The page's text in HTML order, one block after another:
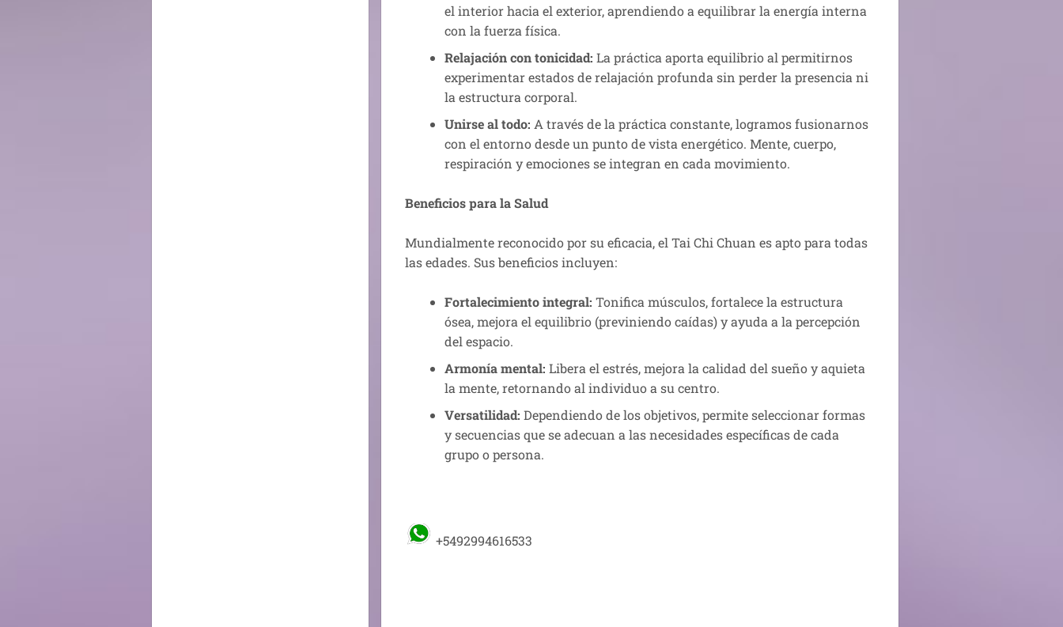
el interior hacia el exterior, aprendiendo a equilibrar la energía interna
con la fuerza física.
Relajación con tonicidad: La práctica aporta equilibrio al permitirnos
experimentar estados de relajación profunda sin perder la presencia ni
la estructura corporal.
Unirse al todo: A través de la práctica constante, logramos fusionarnos
con el entorno desde un punto de vista energético. Mente, cuerpo,
respiración y emociones se integran en cada movimiento.
Beneficios para la Salud
Mundialmente reconocido por su eficacia, el Tai Chi Chuan es apto para todas
las edades. Sus beneficios incluyen:
Fortalecimiento integral: Tonifica músculos, fortalece la estructura
ósea, mejora el equilibrio (previniendo caídas) y ayuda a la percepción
del espacio.
Armonía mental: Libera el estrés, mejora la calidad del sueño y aquieta
la mente, retornando al individuo a su centro.
Versatilidad: Dependiendo de los objetivos, permite seleccionar formas
y secuencias que se adecuan a las necesidades específicas de cada
grupo o persona.
+5492994616533